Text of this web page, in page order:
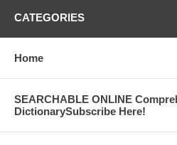
CATEGORIES
Home
SEARCHABLE ONLINE
DictionarySubscribe Here!